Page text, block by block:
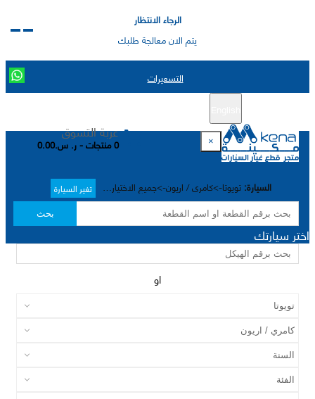
الرجاء الانتظار
يتم الان معالجة طلبك
التسعيرات
عربة التسوق
0 منتجات - ر. س.0.00
السيارة: تويوتا->كامري / اريون->جميع الاختيارات-> تغير السيارة
بحث
×
اختر سيارتك
او